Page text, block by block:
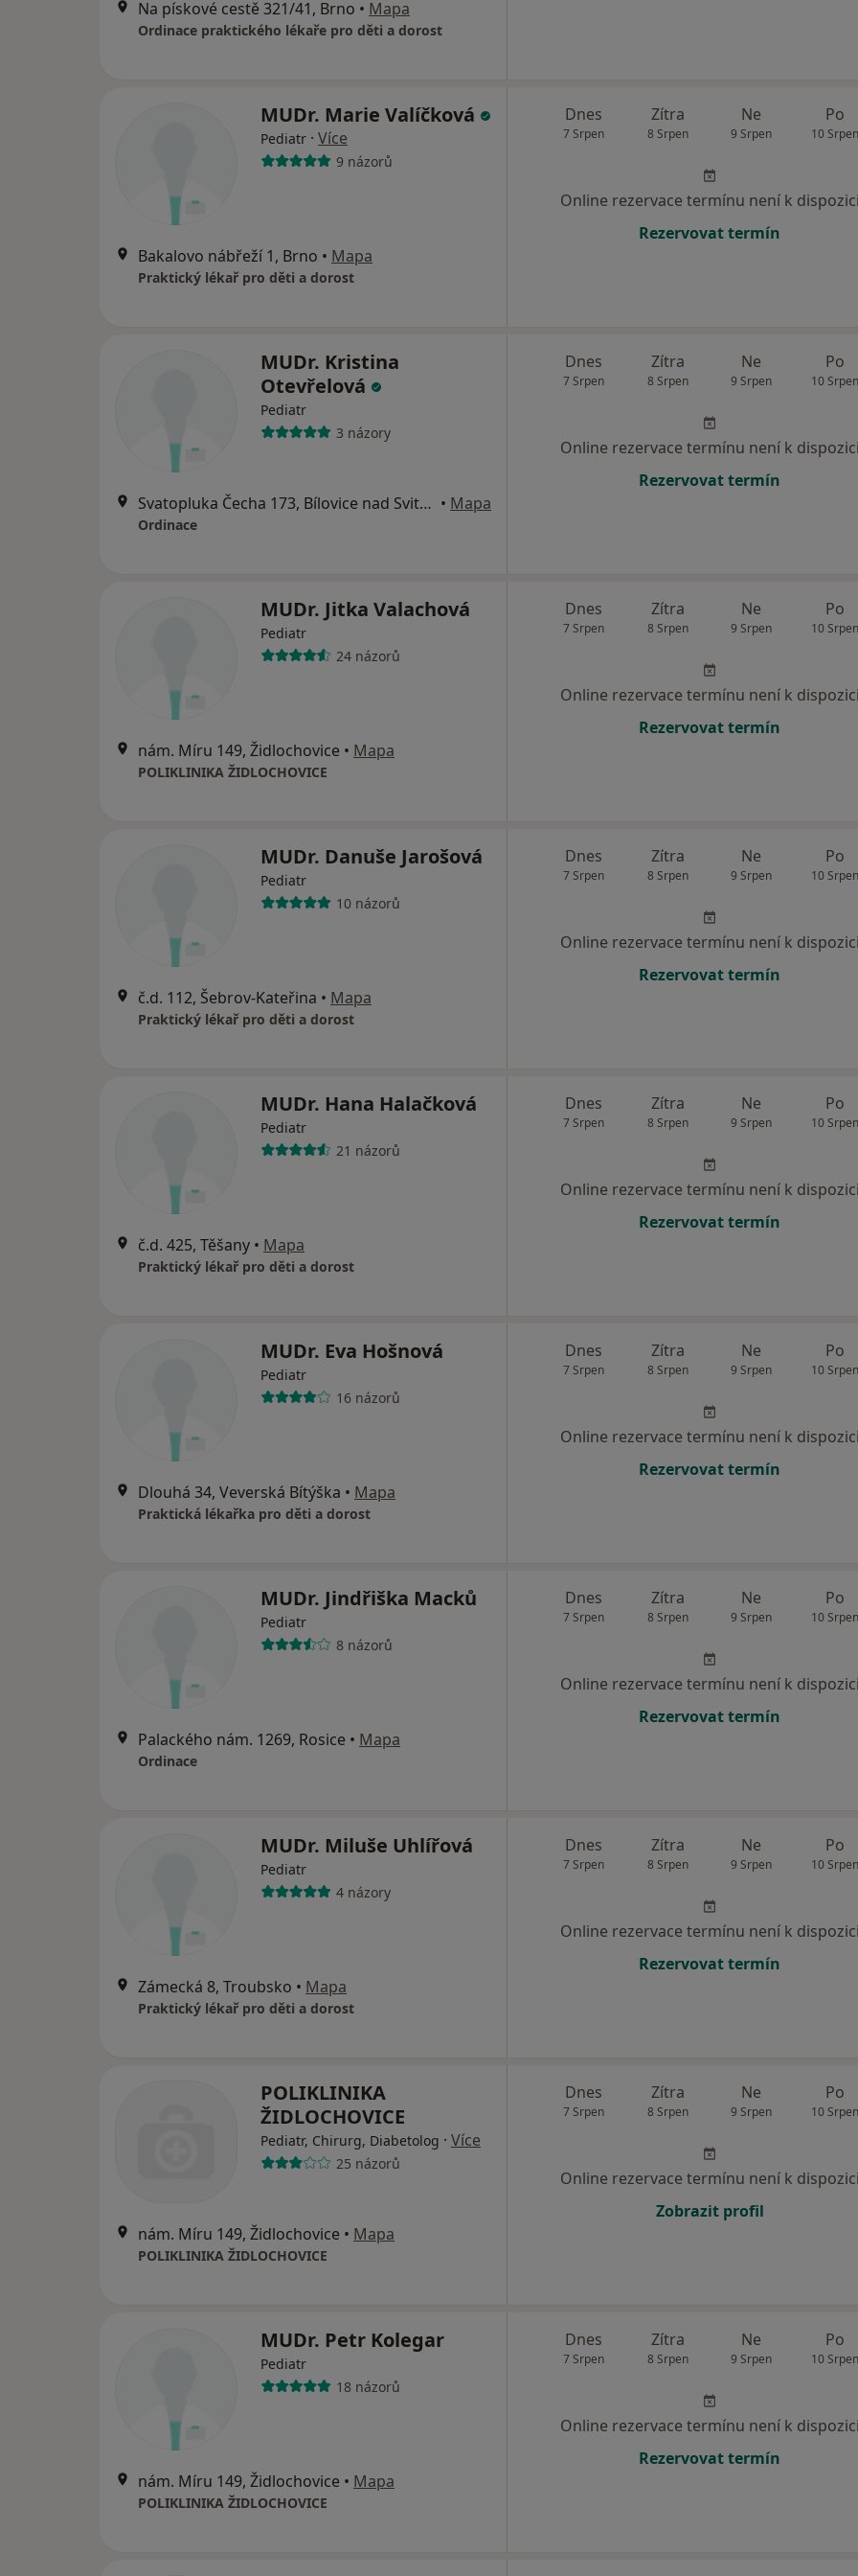
Na pískové cestě 321/41, Brno • Mapa
Ordinace praktického lékaře pro děti a dorost
MUDr. Marie Valíčková
Pediatr · Více
9 názorů
Bakalovo nábřeží 1, Brno • Mapa
Praktický lékař pro děti a dorost
Dnes
7 Srpen
Zítra
8 Srpen
Ne
9 Srpen
Po
10 Srpen
Online rezervace termínu není k dispozici
Rezervovat termín
MUDr. Kristina
Otevřelová
Pediatr
3 názory
Svatopluka Čecha 173, Bílovice nad Svitavou • Mapa
Ordinace
Dnes
7 Srpen
Zítra
8 Srpen
Ne
9 Srpen
Po
10 Srpen
Online rezervace termínu není k dispozici
Rezervovat termín
MUDr. Jitka Valachová
Pediatr
24 názorů
nám. Míru 149, Židlochovice • Mapa
POLIKLINIKA ŽIDLOCHOVICE
Dnes
7 Srpen
Zítra
8 Srpen
Ne
9 Srpen
Po
10 Srpen
Online rezervace termínu není k dispozici
Rezervovat termín
MUDr. Danuše Jarošová
Pediatr
10 názorů
č.d. 112, Šebrov-Kateřina • Mapa
Praktický lékař pro děti a dorost
Dnes
7 Srpen
Zítra
8 Srpen
Ne
9 Srpen
Po
10 Srpen
Online rezervace termínu není k dispozici
Rezervovat termín
MUDr. Hana Halačková
Pediatr
21 názorů
č.d. 425, Těšany • Mapa
Praktický lékař pro děti a dorost
Dnes
7 Srpen
Zítra
8 Srpen
Ne
9 Srpen
Po
10 Srpen
Online rezervace termínu není k dispozici
Rezervovat termín
MUDr. Eva Hošnová
Pediatr
16 názorů
Dlouhá 34, Veverská Bítýška • Mapa
Praktická lékařka pro děti a dorost
Dnes
7 Srpen
Zítra
8 Srpen
Ne
9 Srpen
Po
10 Srpen
Online rezervace termínu není k dispozici
Rezervovat termín
MUDr. Jindřiška Macků
Pediatr
8 názorů
Palackého nám. 1269, Rosice • Mapa
Ordinace
Dnes
7 Srpen
Zítra
8 Srpen
Ne
9 Srpen
Po
10 Srpen
Online rezervace termínu není k dispozici
Rezervovat termín
MUDr. Miluše Uhlířová
Pediatr
4 názory
Zámecká 8, Troubsko • Mapa
Praktický lékař pro děti a dorost
Dnes
7 Srpen
Zítra
8 Srpen
Ne
9 Srpen
Po
10 Srpen
Online rezervace termínu není k dispozici
Rezervovat termín
POLIKLINIKA
ŽIDLOCHOVICE
Pediatr, Chirurg, Diabetolog · Více
25 názorů
nám. Míru 149, Židlochovice • Mapa
POLIKLINIKA ŽIDLOCHOVICE
Dnes
7 Srpen
Zítra
8 Srpen
Ne
9 Srpen
Po
10 Srpen
Online rezervace termínu není k dispozici
Zobrazit profil
MUDr. Petr Kolegar
Pediatr
18 názorů
nám. Míru 149, Židlochovice • Mapa
POLIKLINIKA ŽIDLOCHOVICE
Dnes
7 Srpen
Zítra
8 Srpen
Ne
9 Srpen
Po
10 Srpen
Online rezervace termínu není k dispozici
Rezervovat termín